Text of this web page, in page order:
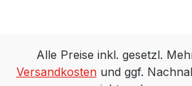
Alle Preise inkl. gesetzl.
Versandkostenund ggf.